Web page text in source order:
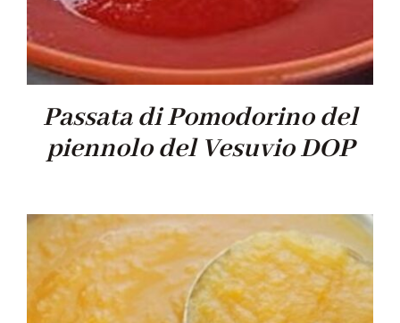
Passata di Pomodorino del
piennolo del Vesuvio DOP